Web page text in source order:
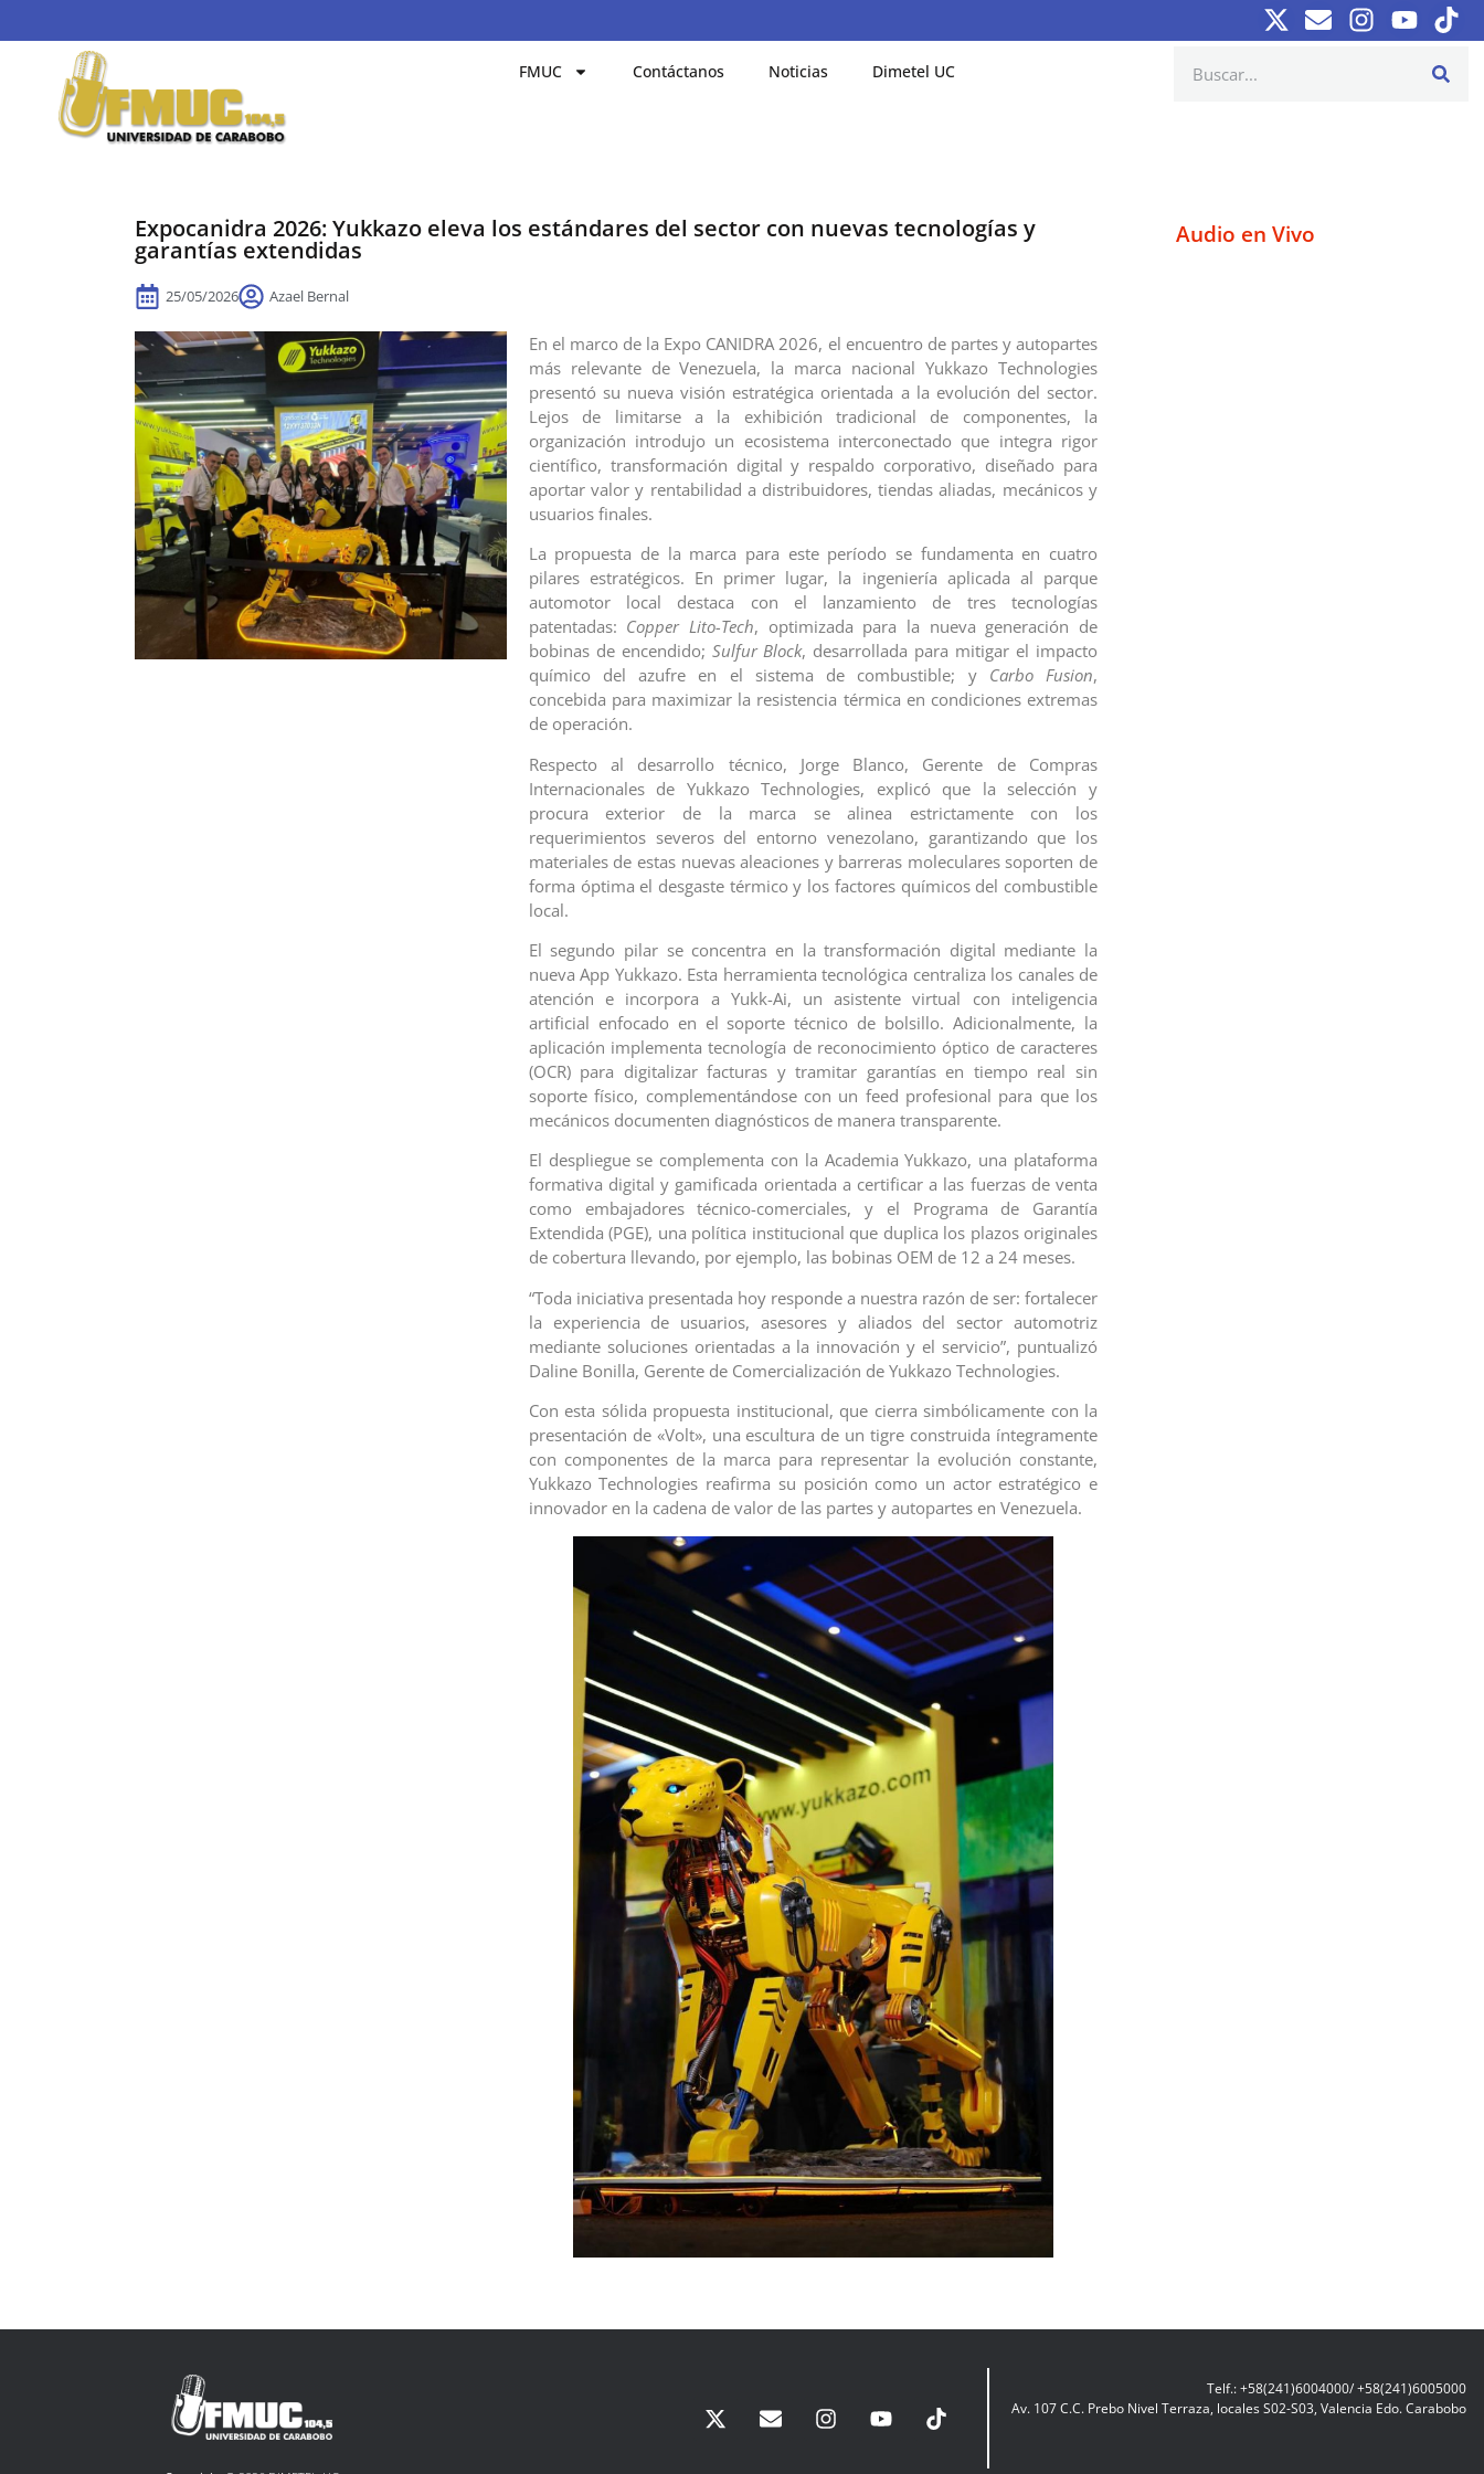
FMUC Contáctanos Noticias Dimetel UC
Expocanidra 2026: Yukkazo eleva los estándares del sector con nuevas tecnologías y
garantías extendidas
25/05/2026 Azael Bernal
En el marco de la Expo CANIDRA 2026, el encuentro de partes y autopartes
más relevante de Venezuela, la marca nacional Yukkazo Technologies
presentó su nueva visión estratégica orientada a la evolución del sector.
Lejos de limitarse a la exhibición tradicional de componentes, la
organización introdujo un ecosistema interconectado que integra rigor
científico, transformación digital y respaldo corporativo, diseñado para
aportar valor y rentabilidad a distribuidores, tiendas aliadas, mecánicos y
usuarios finales.
La propuesta de la marca para este período se fundamenta en cuatro
pilares estratégicos. En primer lugar, la ingeniería aplicada al parque
automotor local destaca con el lanzamiento de tres tecnologías
patentadas: Copper Lito-Tech, optimizada para la nueva generación de
bobinas de encendido; Sulfur Block, desarrollada para mitigar el impacto
químico del azufre en el sistema de combustible; y Carbo Fusion,
concebida para maximizar la resistencia térmica en condiciones extremas
de operación.
Respecto al desarrollo técnico, Jorge Blanco, Gerente de Compras
Internacionales de Yukkazo Technologies, explicó que la selección y
procura exterior de la marca se alinea estrictamente con los
requerimientos severos del entorno venezolano, garantizando que los
materiales de estas nuevas aleaciones y barreras moleculares soporten de
forma óptima el desgaste térmico y los factores químicos del combustible
local.
El segundo pilar se concentra en la transformación digital mediante la
nueva App Yukkazo. Esta herramienta tecnológica centraliza los canales de
atención e incorpora a Yukk-Ai, un asistente virtual con inteligencia
artificial enfocado en el soporte técnico de bolsillo. Adicionalmente, la
aplicación implementa tecnología de reconocimiento óptico de caracteres
(OCR) para digitalizar facturas y tramitar garantías en tiempo real sin
soporte físico, complementándose con un feed profesional para que los
mecánicos documenten diagnósticos de manera transparente.
El despliegue se complementa con la Academia Yukkazo, una plataforma
formativa digital y gamificada orientada a certificar a las fuerzas de venta
como embajadores técnico-comerciales, y el Programa de Garantía
Extendida (PGE), una política institucional que duplica los plazos originales
de cobertura llevando, por ejemplo, las bobinas OEM de 12 a 24 meses.
“Toda iniciativa presentada hoy responde a nuestra razón de ser: fortalecer
la experiencia de usuarios, asesores y aliados del sector automotriz
mediante soluciones orientadas a la innovación y el servicio”, puntualizó
Daline Bonilla, Gerente de Comercialización de Yukkazo Technologies.
Con esta sólida propuesta institucional, que cierra simbólicamente con la
presentación de «Volt», una escultura de un tigre construida íntegramente
con componentes de la marca para representar la evolución constante,
Yukkazo Technologies reafirma su posición como un actor estratégico e
innovador en la cadena de valor de las partes y autopartes en Venezuela.
Audio en Vivo
Telf.: +58(241)6004000/ +58(241)6005000
Av. 107 C.C. Prebo Nivel Terraza, locales S02-S03, Valencia Edo. Carabobo